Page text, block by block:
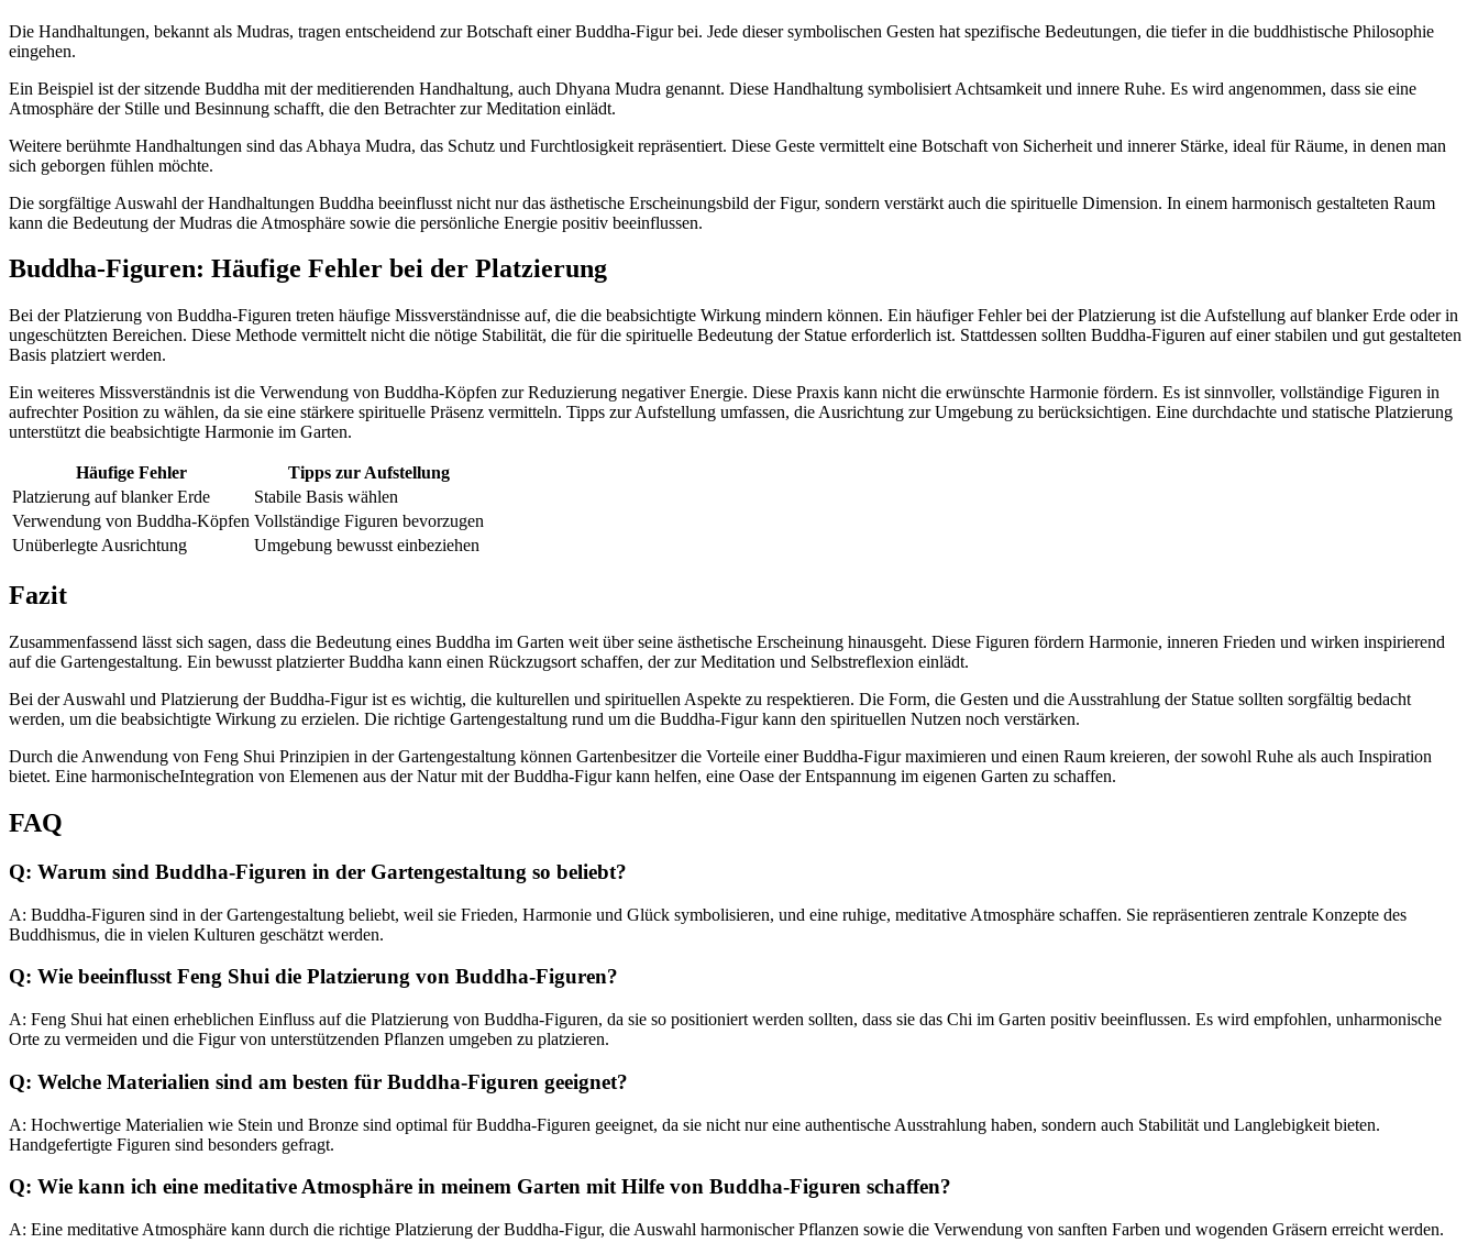
Die Handhaltungen, bekannt als Mudras, tragen entscheidend zur Botschaft einer Buddha-Figur bei. Jede dieser symbolischen Gesten hat spezifische Bedeutungen, die tiefer in die buddhistische Philosophie
eingehen.
Ein Beispiel ist der sitzende Buddha mit der meditierenden Handhaltung, auch Dhyana Mudra genannt. Diese Handhaltung symbolisiert Achtsamkeit und innere Ruhe. Es wird angenommen, dass sie eine
Atmosphäre der Stille und Besinnung schafft, die den Betrachter zur Meditation einlädt.
Weitere berühmte Handhaltungen sind das Abhaya Mudra, das Schutz und Furchtlosigkeit repräsentiert. Diese Geste vermittelt eine Botschaft von Sicherheit und innerer Stärke, ideal für Räume, in denen man
sich geborgen fühlen möchte.
Die sorgfältige Auswahl der Handhaltungen Buddha beeinflusst nicht nur das ästhetische Erscheinungsbild der Figur, sondern verstärkt auch die spirituelle Dimension. In einem harmonisch gestalteten Raum
kann die Bedeutung der Mudras die Atmosphäre sowie die persönliche Energie positiv beeinflussen.
Buddha-Figuren: Häufige Fehler bei der Platzierung
Bei der Platzierung von Buddha-Figuren treten häufige Missverständnisse auf, die die beabsichtigte Wirkung mindern können. Ein häufiger Fehler bei der Platzierung ist die Aufstellung auf blanker Erde oder in
ungeschützten Bereichen. Diese Methode vermittelt nicht die nötige Stabilität, die für die spirituelle Bedeutung der Statue erforderlich ist. Stattdessen sollten Buddha-Figuren auf einer stabilen und gut gestalteten
Basis platziert werden.
Ein weiteres Missverständnis ist die Verwendung von Buddha-Köpfen zur Reduzierung negativer Energie. Diese Praxis kann nicht die erwünschte Harmonie fördern. Es ist sinnvoller, vollständige Figuren in
aufrechter Position zu wählen, da sie eine stärkere spirituelle Präsenz vermitteln. Tipps zur Aufstellung umfassen, die Ausrichtung zur Umgebung zu berücksichtigen. Eine durchdachte und statische Platzierung
unterstützt die beabsichtigte Harmonie im Garten.
Häufige Fehler
Tipps zur Aufstellung
Platzierung auf blanker Erde
Stabile Basis wählen
Verwendung von Buddha-Köpfen Vollständige Figuren bevorzugen
Unüberlegte Ausrichtung
Umgebung bewusst einbeziehen
Fazit
Zusammenfassend lässt sich sagen, dass die Bedeutung eines Buddha im Garten weit über seine ästhetische Erscheinung hinausgeht. Diese Figuren fördern Harmonie, inneren Frieden und wirken inspirierend
auf die Gartengestaltung. Ein bewusst platzierter Buddha kann einen Rückzugsort schaffen, der zur Meditation und Selbstreflexion einlädt.
Bei der Auswahl und Platzierung der Buddha-Figur ist es wichtig, die kulturellen und spirituellen Aspekte zu respektieren. Die Form, die Gesten und die Ausstrahlung der Statue sollten sorgfältig bedacht
werden, um die beabsichtigte Wirkung zu erzielen. Die richtige Gartengestaltung rund um die Buddha-Figur kann den spirituellen Nutzen noch verstärken.
Durch die Anwendung von Feng Shui Prinzipien in der Gartengestaltung können Gartenbesitzer die Vorteile einer Buddha-Figur maximieren und einen Raum kreieren, der sowohl Ruhe als auch Inspiration
bietet. Eine harmonischeIntegration von Elemenen aus der Natur mit der Buddha-Figur kann helfen, eine Oase der Entspannung im eigenen Garten zu schaffen.
FAQ
Q: Warum sind Buddha-Figuren in der Gartengestaltung so beliebt?
A: Buddha-Figuren sind in der Gartengestaltung beliebt, weil sie Frieden, Harmonie und Glück symbolisieren, und eine ruhige, meditative Atmosphäre schaffen. Sie repräsentieren zentrale Konzepte des
Buddhismus, die in vielen Kulturen geschätzt werden.
Q: Wie beeinflusst Feng Shui die Platzierung von Buddha-Figuren?
A: Feng Shui hat einen erheblichen Einfluss auf die Platzierung von Buddha-Figuren, da sie so positioniert werden sollten, dass sie das Chi im Garten positiv beeinflussen. Es wird empfohlen, unharmonische
Orte zu vermeiden und die Figur von unterstützenden Pflanzen umgeben zu platzieren.
Q: Welche Materialien sind am besten für Buddha-Figuren geeignet?
A: Hochwertige Materialien wie Stein und Bronze sind optimal für Buddha-Figuren geeignet, da sie nicht nur eine authentische Ausstrahlung haben, sondern auch Stabilität und Langlebigkeit bieten.
Handgefertigte Figuren sind besonders gefragt.
Q: Wie kann ich eine meditative Atmosphäre in meinem Garten mit Hilfe von Buddha-Figuren schaffen?
A: Eine meditative Atmosphäre kann durch die richtige Platzierung der Buddha-Figur, die Auswahl harmonischer Pflanzen sowie die Verwendung von sanften Farben und wogenden Gräsern erreicht werden.